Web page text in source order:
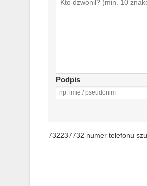
Podpis
732237732 numer telefonu